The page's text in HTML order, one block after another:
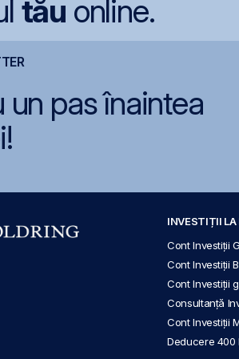
tău online.
un pas înaintea
INVESTIȚII LA
Cont Investiții
Cont Investiții
Cont Investiții
Consultanță
Cont Investiții
Deducere 400